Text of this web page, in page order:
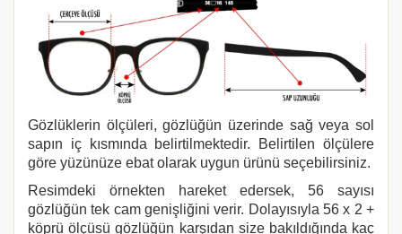
Gözlüklerin ölçüleri, gözlüğün üzerinde sağ veya sol
sapın iç kısmında belirtilmektedir. Belirtilen ölçülere
göre yüzünüze ebat olarak uygun ürünü seçebilirsiniz.
Resimdeki örnekten hareket edersek, 56 sayısı
gözlüğün tek cam genişliğini verir. Dolayısıyla 56 x 2 +
köprü ölçüsü gözlüğün karşıdan size bakıldığında kaç